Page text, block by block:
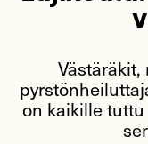
on kaikille